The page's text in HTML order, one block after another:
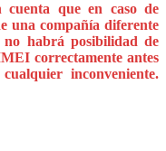
que en caso de
una compañía diferente
no habrá posibilidad de
correctamente antes
inconveniente.